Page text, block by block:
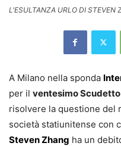
L'ESULTANZA URLO DI STEVEN
A Milano nella sponda
per il ventesimo Scudetto
risolvere la questione del
società statiunitense con
Steven Zhang ha un